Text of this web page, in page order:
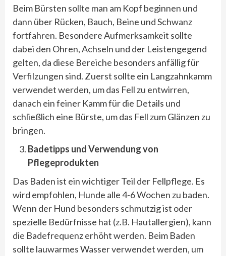
Beim Bürsten sollte man am Kopf beginnen und
dann über Rücken, Bauch, Beine und Schwanz
fortfahren. Besondere Aufmerksamkeit sollte
dabei den Ohren, Achseln und der Leistengegend
gelten, da diese Bereiche besonders anfällig für
Verfilzungen sind. Zuerst sollte ein Langzahnkamm
verwendet werden, um das Fell zu entwirren,
danach ein feiner Kamm für die Details und
schließlich eine Bürste, um das Fell zum Glänzen zu
bringen.
Badetipps und Verwendung von
Pflegeprodukten
Das Baden ist ein wichtiger Teil der Fellpflege. Es
wird empfohlen, Hunde alle 4-6 Wochen zu baden.
Wenn der Hund besonders schmutzig ist oder
spezielle Bedürfnisse hat (z.B. Hautallergien), kann
die Badefrequenz erhöht werden. Beim Baden
sollte lauwarmes Wasser verwendet werden, um